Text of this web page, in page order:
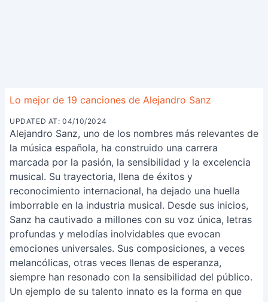
Lo mejor de 19 canciones de Alejandro Sanz
UPDATED AT: 04/10/2024
Alejandro Sanz, uno de los nombres más relevantes de
la música española, ha construido una carrera
marcada por la pasión, la sensibilidad y la excelencia
musical. Su trayectoria, llena de éxitos y
reconocimiento internacional, ha dejado una huella
imborrable en la industria musical. Desde sus inicios,
Sanz ha cautivado a millones con su voz única, letras
profundas y melodías inolvidables que evocan
emociones universales. Sus composiciones, a veces
melancólicas, otras veces llenas de esperanza,
siempre han resonado con la sensibilidad del público.
Un ejemplo de su talento innato es la forma en que